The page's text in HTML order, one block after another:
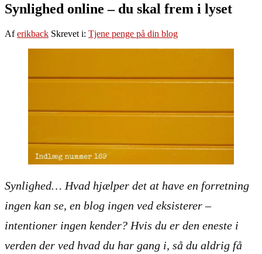
Synlighed online – du skal frem i lyset
Aferikback Skrevet i: Tjene penge på din blog
Synlighed… Hvad hjælper det at have en forretning
ingen kan se, en blog ingen ved eksisterer –
intentioner ingen kender? Hvis du er den eneste i
verden der ved hvad du har gang i, så du aldrig få